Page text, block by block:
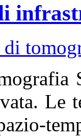
di
Le